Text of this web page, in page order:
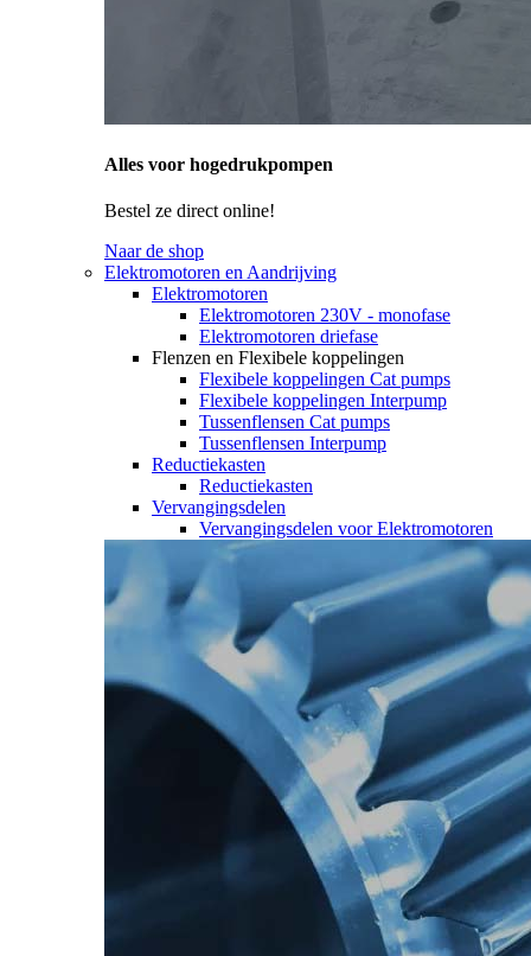
Alles voor hogedrukpompen
Bestel ze direct online!
Naar de shop
Elektromotoren en Aandrijving
Elektromotoren
Elektromotoren 230V - monofase
Elektromotoren driefase
Flenzen en Flexibele koppelingen
Flexibele koppelingen Cat pumps
Flexibele koppelingen Interpump
Tussenflensen Cat pumps
Tussenflensen Interpump
Reductiekasten
Reductiekasten
Vervangingsdelen
Vervangingsdelen voor Elektromotoren